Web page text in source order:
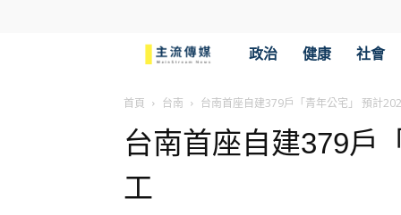
流
傳
政治 健康 社會
首頁 台南 台南首座自建379戶「青年公宅」 預計
台南首座自建379戶
工